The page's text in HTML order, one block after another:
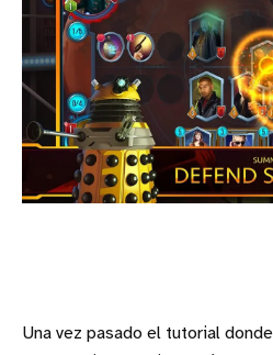
Una vez pasado el tutorial